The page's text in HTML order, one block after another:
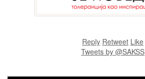
Reply Retweet Like
Tweets by @SAKSS